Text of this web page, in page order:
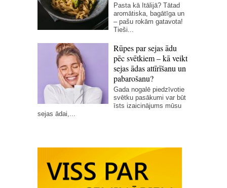
Pasta kā Itālijā? Tātad
aromātiska, bagātīga un
– pašu rokām gatavota!
Tieši...
Rūpes par sejas ādu
pēc svētkiem – kā veikt
sejas ādas attīrīšanu un
pabarošanu?
Gada nogalē piedzīvotie
svētku pasākumi var būt
īsts izaicinājums mūsu
sejas ādai,...